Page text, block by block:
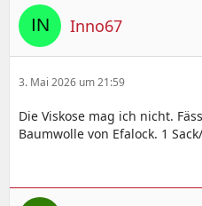
Inno67
3. Mai 2026 um 21:59
Die Viskose mag ich nicht.
Baumwolle von Efalock. 1